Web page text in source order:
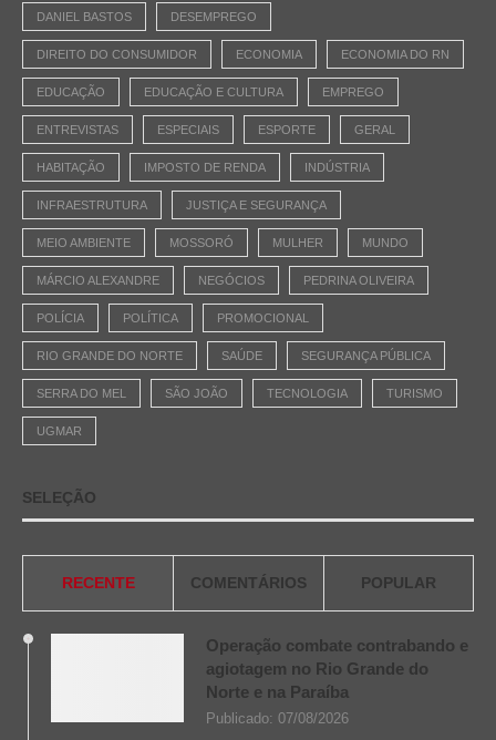
DANIEL BASTOS DESEMPREGO
DIREITO DO CONSUMIDOR ECONOMIA ECONOMIA DO RN
EDUCAÇÃO EDUCAÇÃO E CULTURA EMPREGO
ENTREVISTAS ESPECIAIS ESPORTE GERAL
HABITAÇÃO IMPOSTO DE RENDA INDÚSTRIA
INFRAESTRUTURA JUSTIÇA E SEGURANÇA
MEIO AMBIENTE MOSSORÓ MULHER MUNDO
MÁRCIO ALEXANDRE NEGÓCIOS PEDRINA OLIVEIRA
POLÍCIA POLÍTICA PROMOCIONAL
RIO GRANDE DO NORTE SAÚDE SEGURANÇA PÚBLICA
SERRA DO MEL SÃO JOÃO TECNOLOGIA TURISMO
UGMAR
SELEÇÃO
RECENTE COMENTÁRIOS POPULAR
Operação combate contrabando e
agiotagem no Rio Grande do
Norte e na Paraíba
Publicado: 07/08/2026